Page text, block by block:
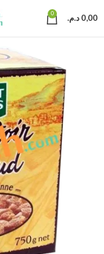
0
0,00 د.م.